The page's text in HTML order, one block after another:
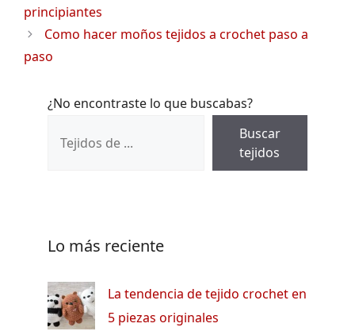
principiantes
Como hacer moños tejidos a crochet paso a
paso
¿No encontraste lo que buscabas?
Buscar
tejidos
Lo más reciente
La tendencia de tejido crochet en
5 piezas originales